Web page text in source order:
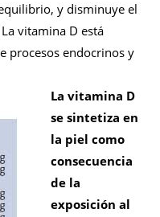
y disminuye el
vitamina D está
procesos endocrinos y
La vitamina D
se sintetiza en
la piel como
consecuencia
de la
exposición al